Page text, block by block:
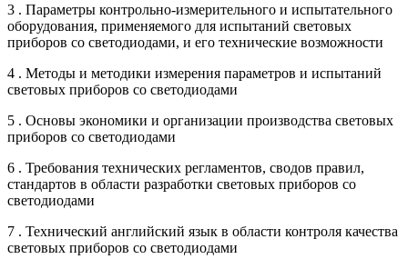
3 . Параметры контрольно-измерительного и испытательного
оборудования, применяемого для испытаний световых
приборов со светодиодами, и его технические возможности
4 . Методы и методики измерения параметров и испытаний
световых приборов со светодиодами
5 . Основы экономики и организации производства световых
приборов со светодиодами
6 . Требования технических регламентов, сводов правил,
стандартов в области разработки световых приборов со
светодиодами
7 . Технический английский язык в области контроля качества
световых приборов со светодиодами